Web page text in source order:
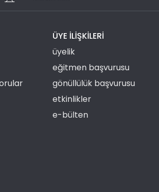
ÜYE ILIŞKILERI
üyelik
eğitmen başvurusu
gönüllülük başvurusu
etkinlikler
e-bülten